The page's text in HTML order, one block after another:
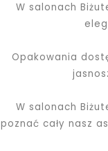
W salonach
Opakowania
W salonach
poznać cały nasz